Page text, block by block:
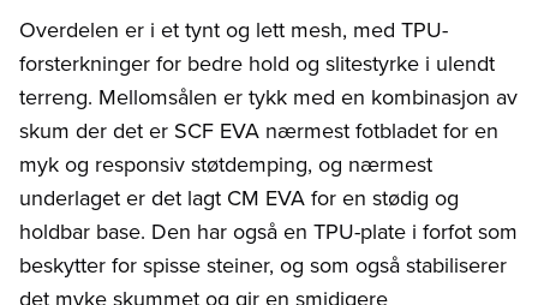
Overdelen er i et tynt og lett mesh, med TPU-
forsterkninger for bedre hold og slitestyrke i ulendt
terreng. Mellomsålen er tykk med en kombinasjon av
skum der det er SCF EVA nærmest fotbladet for en
myk og responsiv støtdemping, og nærmest
underlaget er det lagt CM EVA for en stødig og
holdbar base. Den har også en TPU-plate i forfot som
beskytter for spisse steiner, og som også stabiliserer